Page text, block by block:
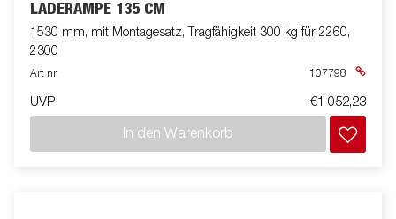
LADERAMPE 135 CM
1530 mm, mit Montagesatz, Tragfähigkeit 300 kg für 2260,
2300
Art nr 107798
UVP €1 052,23
In den Warenkorb